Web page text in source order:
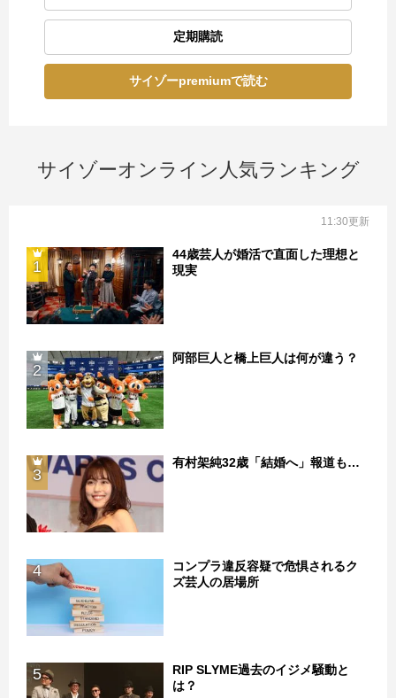
定期購読
サイゾーpremiumで読む
サイゾーオンライン人気ランキング
11:30更新
1
44歳芸人が婚活で直面した理想と
現実
2
阿部巨人と橋上巨人は何が違う？
3
有村架純32歳「結婚へ」報道も…
4
コンプラ違反容疑で危惧されるク
ズ芸人の居場所
5
RIP SLYME過去のイジメ騒動と
は？